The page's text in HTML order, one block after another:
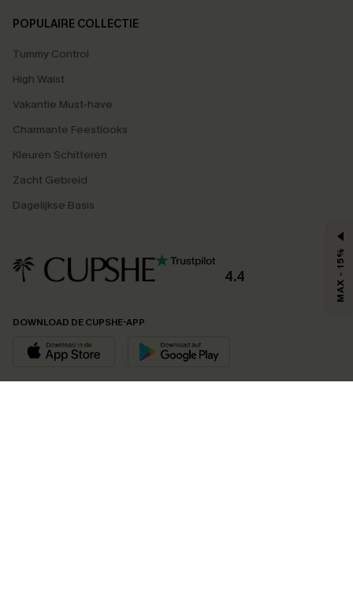
POPULAIRE COLLECTIE
Tummy Control
High Waist
Vakantie Must-have
Charmante Feestlooks
Kleuren Schitteren
Zacht Gebreid
Dagelijkse Basis
4.4
DOWNLOAD DE CUPSHE-APP
MAX - 15%